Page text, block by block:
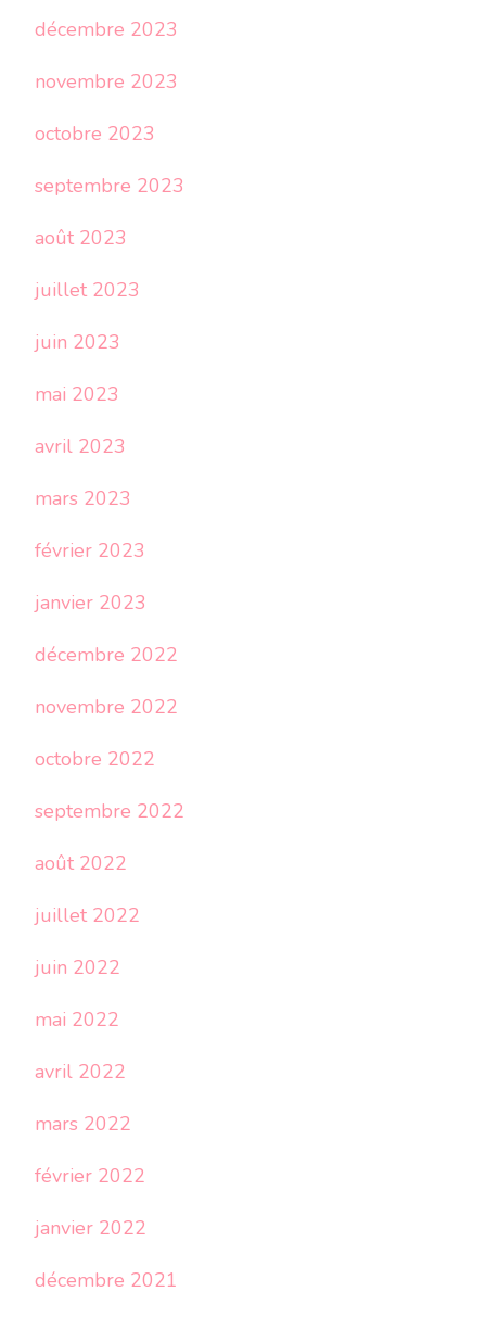
décembre 2023
novembre 2023
octobre 2023
septembre 2023
août 2023
juillet 2023
juin 2023
mai 2023
avril 2023
mars 2023
février 2023
janvier 2023
décembre 2022
novembre 2022
octobre 2022
septembre 2022
août 2022
juillet 2022
juin 2022
mai 2022
avril 2022
mars 2022
février 2022
janvier 2022
décembre 2021